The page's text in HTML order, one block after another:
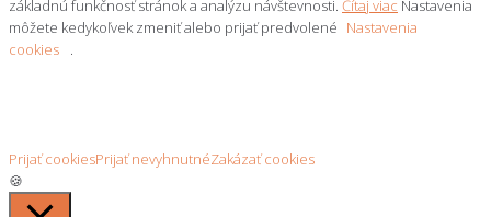
základnú funkčnosť stránok a analýzu návštevnosti. Čítaj viac Nastavenia
môžete kedykoľvek zmeniť alebo prijať predvolené Nastavenia
cookies
Prijať cookiesPrijať nevyhnutnéZakázať cookies
🍪